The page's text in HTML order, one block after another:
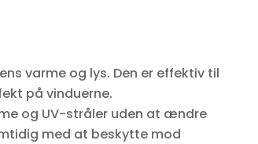
varme og lys. Den er effektiv til
på vinduerne.
og UV-stråler uden at ændre
med at beskytte mod